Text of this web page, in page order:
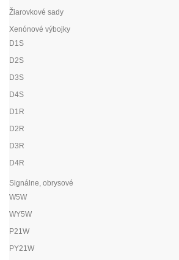
Žiarovkové sady
Xenónové výbojky
D1S
D2S
D3S
D4S
D1R
D2R
D3R
D4R
Signálne, obrysové
W5W
WY5W
P21W
PY21W